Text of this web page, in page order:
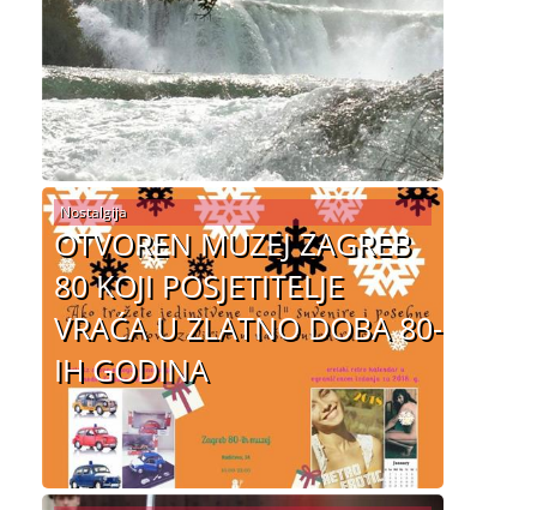
OTVOREN MUZEJ ZAGREB
80 KOJI POSJETITELJE
VRAĆA U ZLATNO DOBA 80-
IH GODINA
Nostalgija